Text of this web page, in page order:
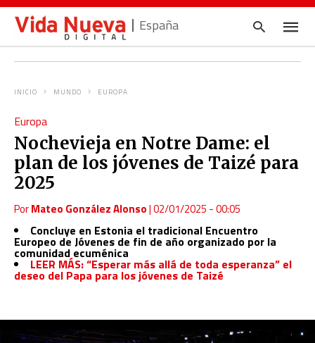
España
pulsa
en
INICIO MUNDO EUROPA
Europa
Nochevieja en Notre Dame: el
plan de los jóvenes de Taizé para
2025
PorMateo González Alonso|02/01/2025 - 00:05
Concluye en Estonia el tradicional Encuentro
Europeo de Jóvenes de fin de año organizado por la
comunidad ecuménica
LEER MÁS: “Esperar más allá de toda esperanza” el
deseo del Papa para los jóvenes de Taizé